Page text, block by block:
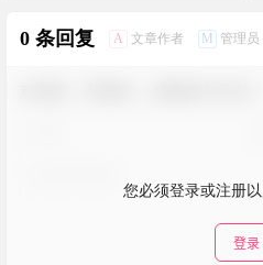
0 条回复 A 文章作者 M 管理员
您必须登录或注册
登录